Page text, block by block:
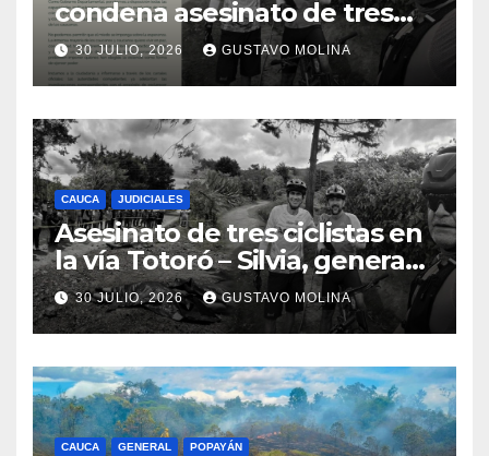
condena asesinato de tres
ciudadanos y exige medidas
urgentes al Gobierno
Nacional
30 JULIO, 2026 GUSTAVO MOLINA
CAUCA JUDICIALES
Asesinato de tres ciclistas en
la vía Totoró – Silvia, genera
consternación en el Cauca
30 JULIO, 2026 GUSTAVO MOLINA
CAUCA GENERAL POPAYÁN